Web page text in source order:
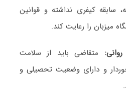
سابقه کیفری نداشته و قوانین
میزبان را رعایت کند.
متقاضی باید از سلامت
و دارای وضعیت تحصیلی و